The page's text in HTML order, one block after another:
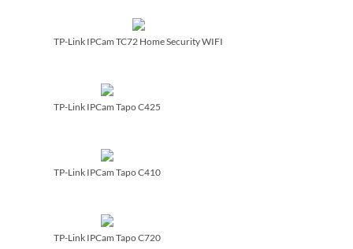
TP-Link IPCam TC72 Home Security WIFI
TP-Link IPCam Tapo C425
TP-Link IPCam Tapo C410
TP-Link IPCam Tapo C720